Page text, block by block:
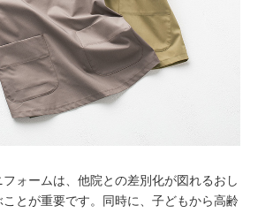
ォームは、他院との差別化が図れるおし
とが重要です。同時に、子どもから高齢